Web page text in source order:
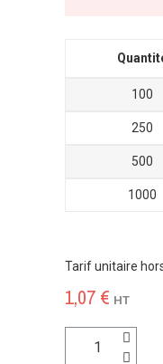
100
250
500
1000
Tarif unitaire
1,07 € HT